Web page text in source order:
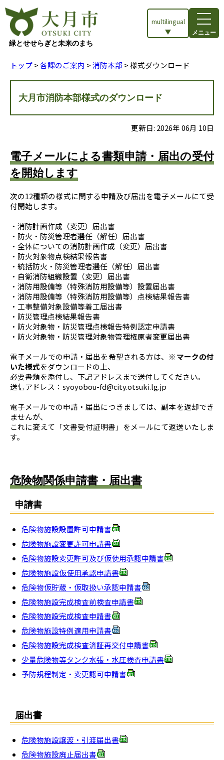
緑とせせらぎと未来のまち
multilingual
メニュー
トップ>各課のご案内 >消防本部 > 様式ダウンロード
大月市消防本部様式のダウンロード
更新日: 2026年06月 10日
電子メールによる書類申請・届出の受付
を開始します
次の12種類の様式に関する申請及び届出を電子メールにて受
付開始します。
・消防計画作成（変更）届出書
・防火・防災管理者選任（解任）届出書
・全体についての消防計画作成（変更）届出書
・防火対象物点検結果報告書
・統括防火・防災管理者選任（解任）届出書
・自衛消防組織設置（変更）届出書
・消防用設備等（特殊消防用設備等）設置届出書
・消防用設備等（特殊消防用設備等）点検結果報告書
・工事整備対象設備等着工届出書
・防災管理点検結果報告書
・防火対象物・防災管理点検報告特例認定申請書
・防火対象物・防災管理対象物管理権原者変更届出書
電子メールでの申請・届出を希望される方は、 ※マークの付
いた様式をダウンロードの上、
必要書類を添付し、下記アドレスまで送付してください。
送信アドレス：syoyobou-fd@city.otsuki.lg.jp
電子メールでの申請・届出につきましては、副本を返却でき
ませんが、
これに変えて「文書受付証明書」をメールにて返送いたしま
す。
危険物関係申請書・届出書
申請書
危険物施設設置許可申請書
危険物施設変更許可申請書
危険物施設変更許可及び仮使用承認申請書
危険物施設仮使用承認申請書
危険物仮貯蔵・仮取扱い承認申請書
危険物施設完成検査前検査申請書
危険物施設完成検査申請書
危険物施設特例適用申請書
危険物施設完成検査済証再交付申請書
少量危険物等タンク水張・水圧検査申請書
予防規程制定・変更認可申請書
届出書
危険物施設譲渡・引渡届出書
危険物施設廃止届出書